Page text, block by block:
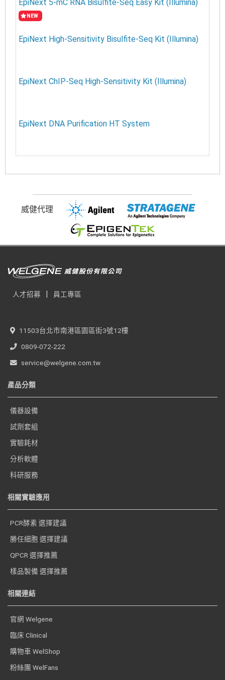
EpiNext 5-mC RNA Bisulfite-Seq Easy Kit (Illumina)
NEW
EpiNext High-Sensitivity Bisulfite-Seq Kit (Illumina)
EpiNext ChIP-Seq High-Sensitivity Kit (Illumina)
EpiNext DNA Purification HT System
威健代理
人才招募 | 員工專區
11503台北市南港區園區街3號12樓
0809-072-222
service@welgene.com.tw
產品分類
儀器設備
試劑套組
實驗耗材
分析軟體
科研服務
相關實驗應用
PCR酵素 選擇建議
勝任細胞 選擇建議
QPCR 選擇推薦
樣品製備 選擇推薦
相關連結
官網 Welgene
臨床 Clinical
購物車 WelShop
粉絲團 WelFans